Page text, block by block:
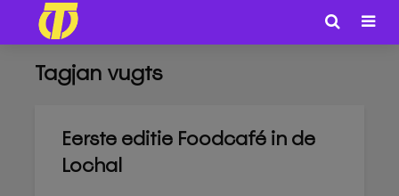
Tagjan vugts
Eerste editie Foodcafé in de
Lochal